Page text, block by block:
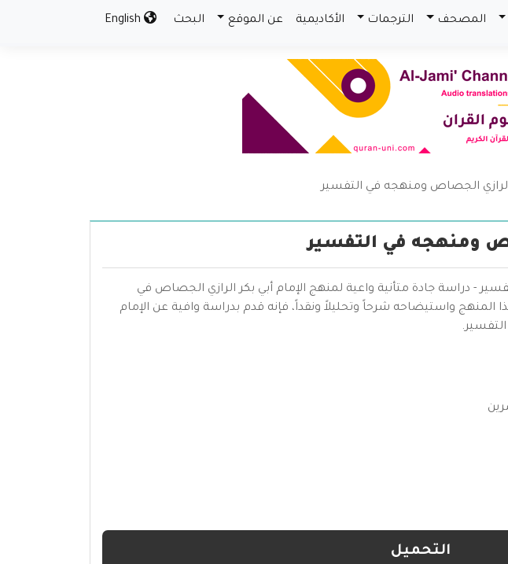
المصحف الترجمات الأكاديمية عن الموقع البحث
الرازي الجصاص ومنهجه في التفسير
ومنهجه في التفسير
- دراسة جادة متأنية واعية لمنهج الإمام أبي بكر الرازي الجصاص في
المنهج واستيضاحه شرحاً وتحليلاً ونقداً، فإنه قدم بدراسة وافية عن الإمام
التحميل